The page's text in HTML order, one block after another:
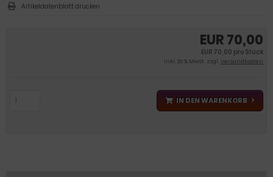
EUR 70,00
EUR 70,00 pro Stück
inkl. 20 % MwSt. zzgl. Versandkosten
IN DEN WARENKORB
Artikeldatenblatt drucken